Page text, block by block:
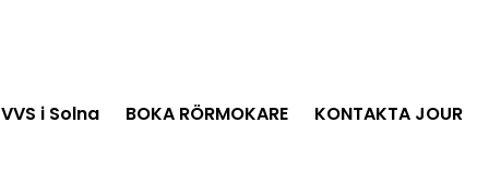
i Solna BOKA RÖRMOKARE KONTAKTA JOUR